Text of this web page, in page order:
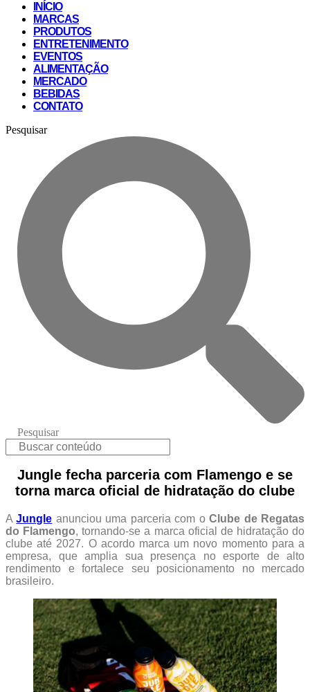
INÍCIO
MARCAS
PRODUTOS
ENTRETENIMENTO
EVENTOS
ALIMENTAÇÃO
MERCADO
BEBIDAS
CONTATO
Pesquisar
Pesquisar
Jungle fecha parceria com Flamengo e se
torna marca oficial de hidratação do clube
AJungle anunciou uma parceria com oClube de Regatas
do Flamengo, tornando-se a marca oficial de hidratação do
clube até 2027. O acordo marca um novo momento para a
empresa, que amplia sua presença no esporte de alto
rendimento e fortalece seu posicionamento no mercado
brasileiro.